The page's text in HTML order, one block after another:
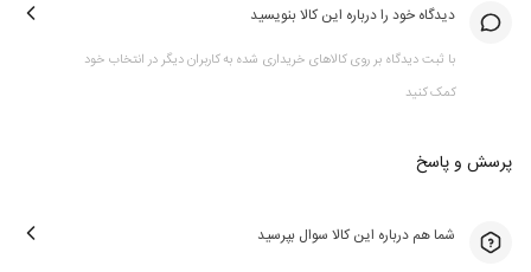
دیدگاه خود را درباره این کالا بنویسید
با ثبت دیدگاه بر روی کالاهای خریداری شده به کاربران دیگر در انتخاب خود
کمک کنید
پرسش و پاسخ
شما هم درباره این کالا سوال بپرسید